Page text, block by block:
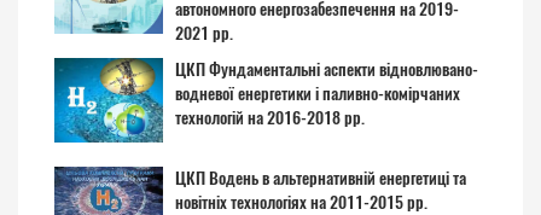
автономного енергозабезпечення на 2019-
2021 рр.
ЦКП Фундаментальні аспекти відновлювано-
водневої енергетики і паливно-комірчаних
технологій на 2016-2018 рр.
ЦКП Водень в альтернативній енергетиці та
новітніх технологіях на 2011-2015 рр.